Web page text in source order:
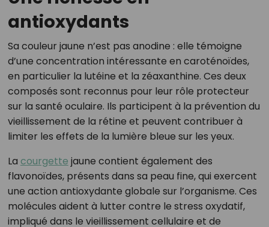
antioxydants
Sa couleur jaune n’est pas anodine : elle témoigne
d’une concentration intéressante en caroténoïdes,
en particulier la lutéine et la zéaxanthine. Ces deux
composés sont reconnus pour leur rôle protecteur
sur la santé oculaire. Ils participent à la prévention du
vieillissement de la rétine et peuvent contribuer à
limiter les effets de la lumière bleue sur les yeux.
La courgette jaune contient également des
flavonoïdes, présents dans sa peau fine, qui exercent
une action antioxydante globale sur l’organisme. Ces
molécules aident à lutter contre le stress oxydatif,
impliqué dans le vieillissement cellulaire et de